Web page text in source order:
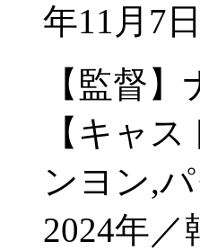
年11月7
【監督
【キャ
ンヨン,
2024年